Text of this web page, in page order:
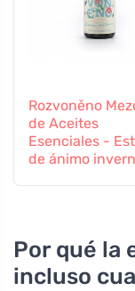
Rozvoněno
de Aceites
Esenciales -
de ánimo
Por qué la
incluso